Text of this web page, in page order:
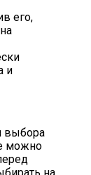
его,
и
выбора
можно